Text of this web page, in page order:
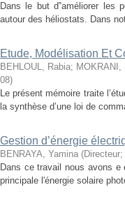
Dans le but d‟améliorer les
autour des héliostats. Dans
Etude, Modélisation Et
BEHLOUL, Rabia; MOKRANI,
08)
Le présent mémoire traite
la synthèse d’une loi de
Gestion d’énergie
BENRAYA, Yamina (
Dans ce travail nous avons
principale l'énergie solaire